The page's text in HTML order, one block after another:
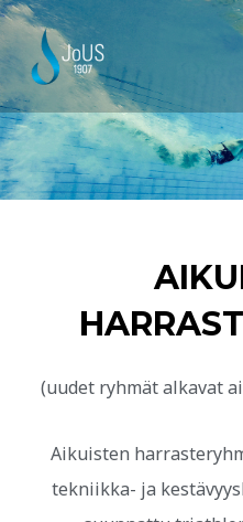
(uudet ryhmät alkavat
Aikuisten
tekniikka- ja